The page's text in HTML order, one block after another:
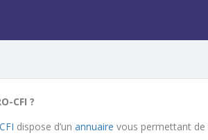
CFI ?
dispose d’un annuaire vous permettant